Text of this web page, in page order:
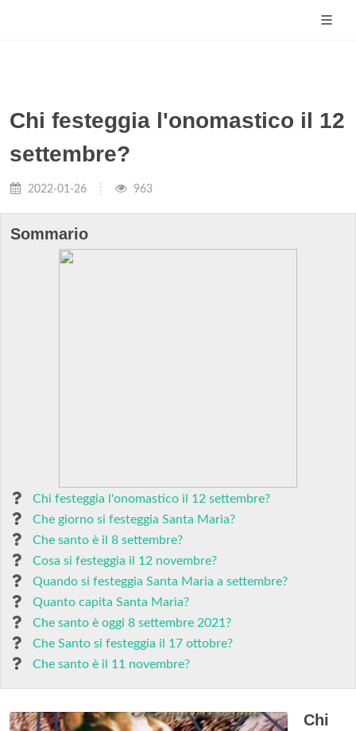
Chi festeggia l'onomastico il 12
settembre?
2022-01-26 963
Sommario
Chi festeggia l'onomastico il 12 settembre?
Che giorno si festeggia Santa Maria?
Che santo è il 8 settembre?
Cosa si festeggia il 12 novembre?
Quando si festeggia Santa Maria a settembre?
Quanto capita Santa Maria?
Che santo è oggi 8 settembre 2021?
Che Santo si festeggia il 17 ottobre?
Che santo è il 11 novembre?
Chi